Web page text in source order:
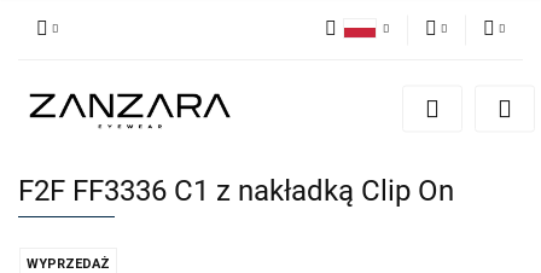
F2F FF3336 C1 z nakładką Clip On
WYPRZEDAŻ